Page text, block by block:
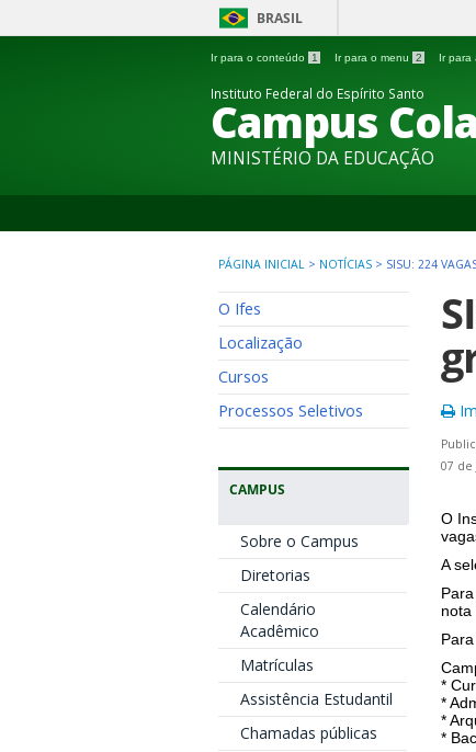
BRASIL
Ir para o conteúdo 1 Ir para o menu 2 Ir para
Instituto Federal do Espírito Santo
Campus
MINISTÉRIO DA EDUCAÇÃO
PÁGINA INICIAL > NOTÍCIAS > SISU: 224
O Ifes
Localização
Cursos
Processos Seletivos
CAMPUS
Sobre o Campus
Diretorias
Calendário
Acadêmico
Matrículas
Assistência Estudantil
Chamadas públicas
07 de
O
A
nota
*
*
*
*